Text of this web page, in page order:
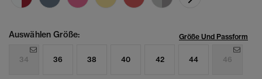
Auswählen Größe: Größe Und Passform
34 36 38 40 42 44 46